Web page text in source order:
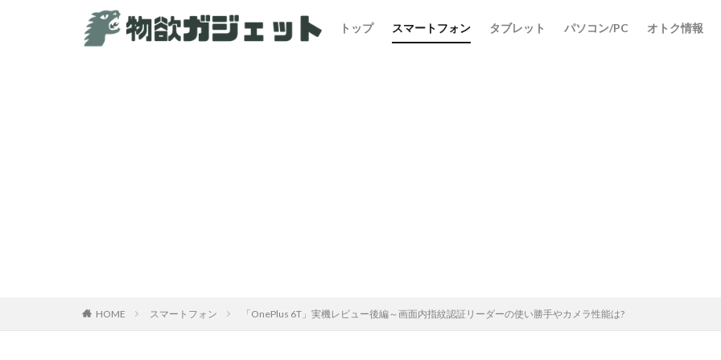
トップ スマートフォン タブレット パソコン/PC オトク情報
HOME スマートフォン 「OnePlus 6T」実機レビュー後編～画面内指紋認証リーダーの使い勝手やカメラ性能は?